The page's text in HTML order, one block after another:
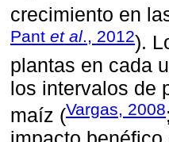
crecimiento en
Pant et al., 2012).
plantas en cada
los intervalos de
maíz (Vargas, 2008;